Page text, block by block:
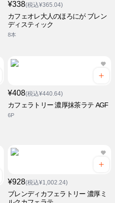
¥338(税込¥365.04)
カフェオレ大人のほろにが ブレン
ディスティック
8本
¥408(税込¥440.64)
カフェラトリー 濃厚抹茶ラテ AGF
6P
¥928(税込¥1,002.24)
ブレンディカフェラトリー 濃厚ミ